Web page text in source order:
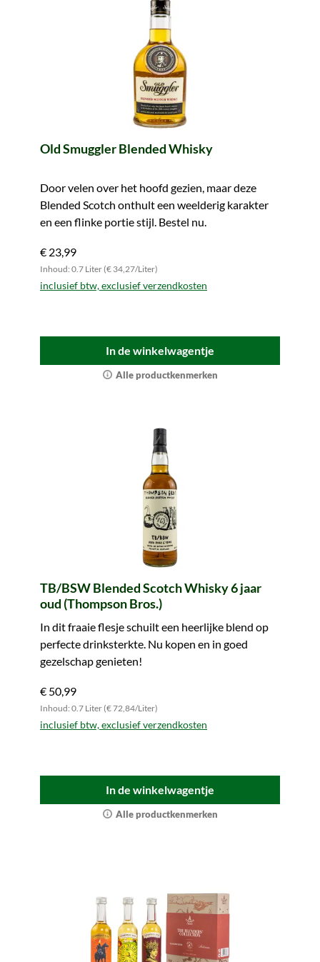
Old Smuggler Blended Whisky
Door velen over het hoofd gezien, maar deze
Blended Scotch onthult een weelderig karakter
en een flinke portie stijl. Bestel nu.
€ 23,99
Inhoud: 0.7 Liter (€ 34,27/Liter)
inclusief btw, exclusief verzendkosten
In de winkelwagentje
Alle productkenmerken
TB/BSW Blended Scotch Whisky 6 jaar
oud (Thompson Bros.)
In dit fraaie flesje schuilt een heerlijke blend op
perfecte drinksterkte. Nu kopen en in goed
gezelschap genieten!
€ 50,99
Inhoud: 0.7 Liter (€ 72,84/Liter)
inclusief btw, exclusief verzendkosten
In de winkelwagentje
Alle productkenmerken